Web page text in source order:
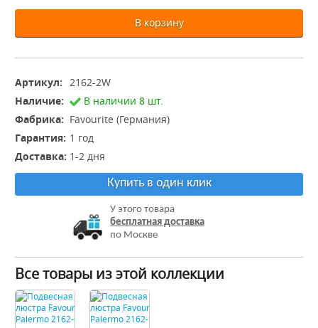
В корзину
Артикул: 2162-2W
Наличие:
В наличии 8 шт.
Фабрика: Favourite (Германия)
Гарантия: 1 год
Доставка: 1-2 дня
Купить в один клик
У этого товара
бесплатная доставка
по Москве
Все товары из этой коллекции